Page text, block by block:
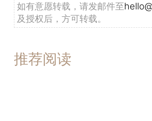
如有意愿转载，请发邮件至
及授权后，方可转载。
推荐阅读